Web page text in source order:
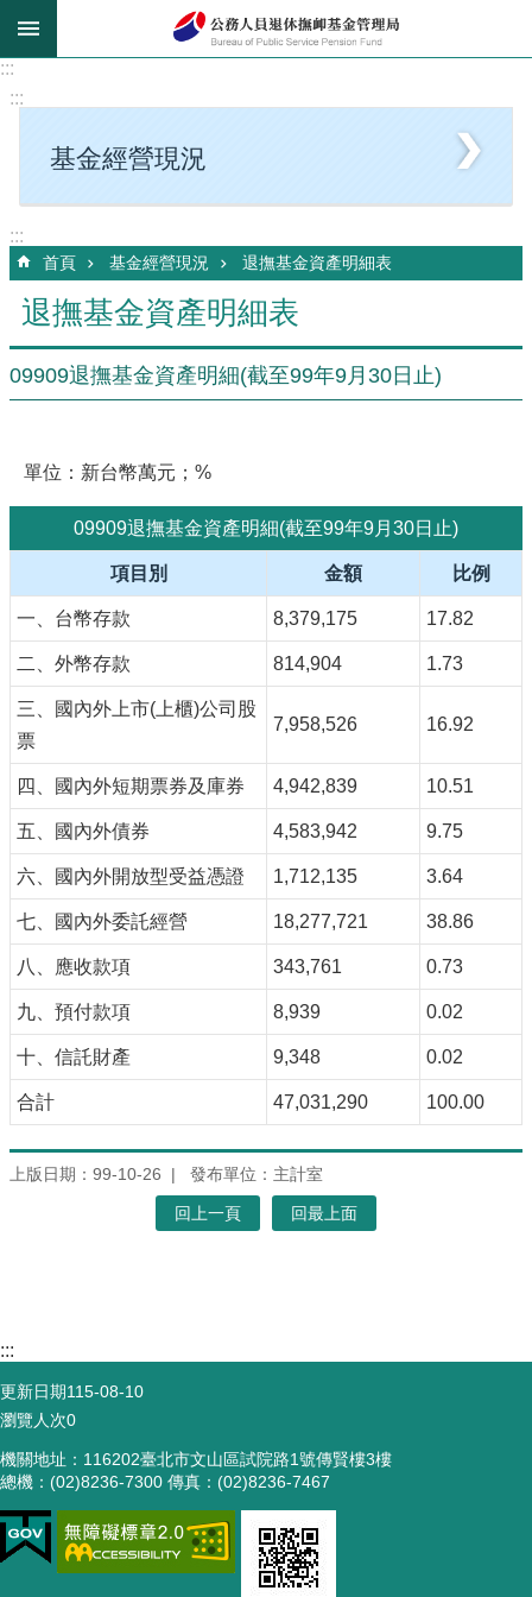
跳到主要內容區塊
:::
:::
基金經營現況
:::
首頁 基金經營現況 退撫基金資產明細表
退撫基金資產明細表
09909退撫基金資產明細(截至99年9月30日止)
單位：新台幣萬元；%
09909退撫基金資產明細(截至99年9月30日止)
項目別 金額 比例
一、台幣存款 8,379,175 17.82
二、外幣存款 814,904 1.73
三、國內外上市(上櫃)公司股
票
7,958,526 16.92
四、國內外短期票券及庫券 4,942,839 10.51
五、國內外債券 4,583,942 9.75
六、國內外開放型受益憑證 1,712,135 3.64
七、國內外委託經營 18,277,721 38.86
八、應收款項 343,761 0.73
九、預付款項 8,939 0.02
十、信託財產 9,348 0.02
合計 47,031,290 100.00
上版日期：99-10-26 發布單位：主計室
回上一頁 回最上面
:::
更新日期115-08-10
瀏覽人次0
機關地址：116202臺北市文山區試院路1號傳賢樓3樓
總機：(02)8236-7300 傳真：(02)8236-7467